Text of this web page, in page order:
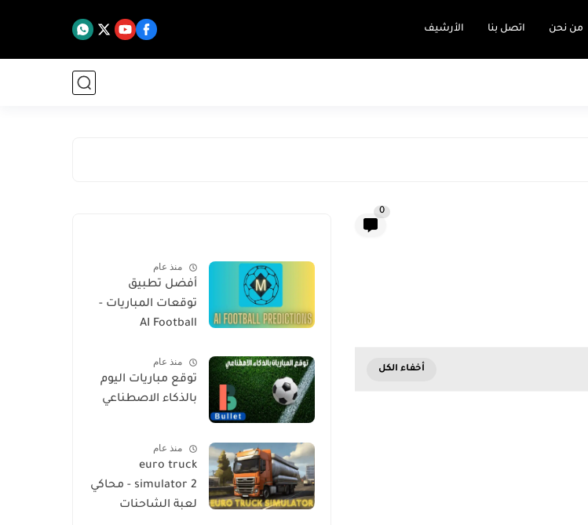
من نحن اتصل بنا الأرشيف
0
منذ عام
أفضل تطبيق
توقعات المباريات -
AI Football
منذ عام
توقع مباريات اليوم
بالذكاء الاصطناعي
منذ عام
euro truck
simulator 2 - محاكي
لعبة الشاحنات